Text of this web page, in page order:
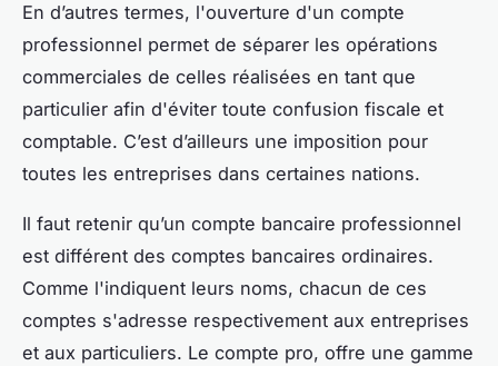
En d’autres termes, l'ouverture d'un compte
professionnel permet de séparer les opérations
commerciales de celles réalisées en tant que
particulier afin d'éviter toute confusion fiscale et
comptable. C’est d’ailleurs une imposition pour
toutes les entreprises dans certaines nations.
Il faut retenir qu’un compte bancaire professionnel
est différent des comptes bancaires ordinaires.
Comme l'indiquent leurs noms, chacun de ces
comptes s'adresse respectivement aux entreprises
et aux particuliers. Le compte pro, offre une gamme